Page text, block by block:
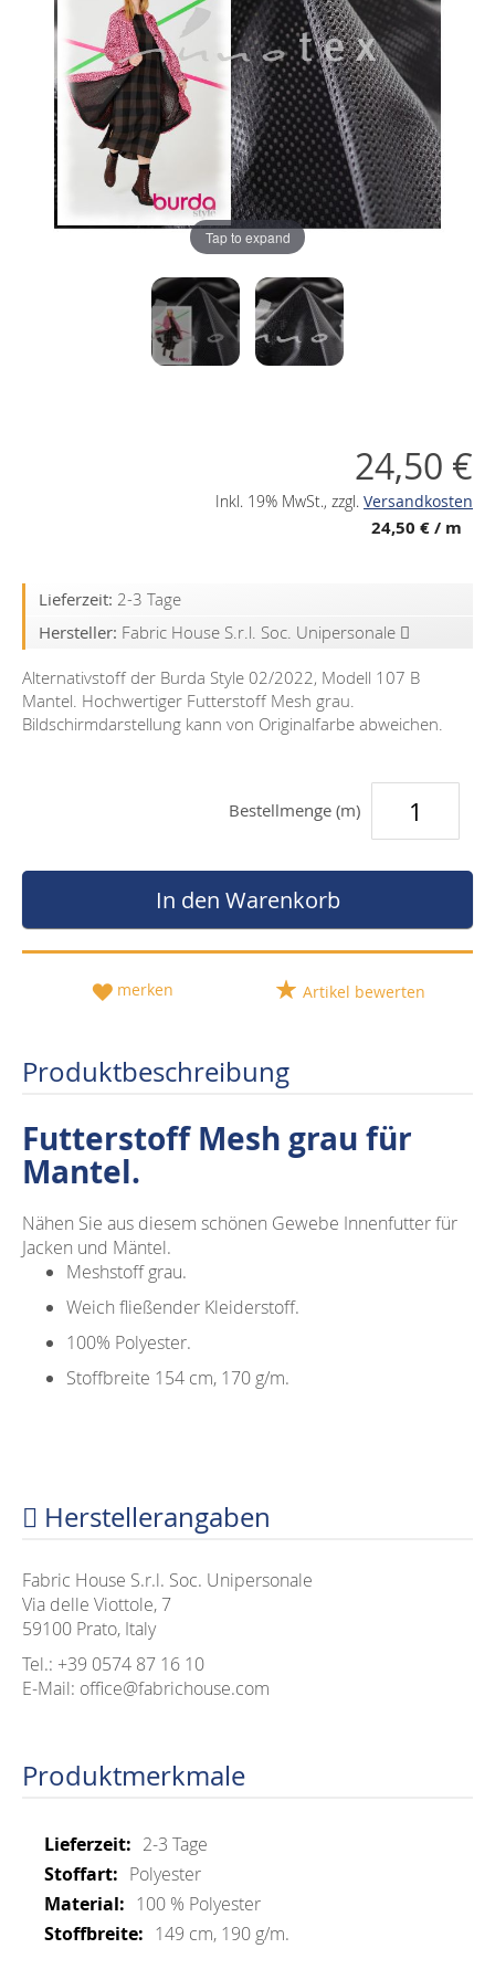
Tap to expand
24,50 €
Inkl. 19% MwSt., zzgl. Versandkosten
24,50 €/ m
Lieferzeit: 2-3 Tage
Hersteller: Fabric House S.r.l. Soc. Unipersonale
Alternativstoff der Burda Style 02/2022, Modell 107 B
Mantel. Hochwertiger Futterstoff Mesh grau.
Bildschirmdarstellung kann von Originalfarbe abweichen.
Bestellmenge (m)
In den Warenkorb
merken Artikel bewerten
Produktbeschreibung
Futterstoff Mesh grau für
Mantel.
Nähen Sie aus diesem schönen Gewebe Innenfutter für
Jacken und Mäntel.
Meshstoff grau.
Weich fließender Kleiderstoff.
100% Polyester.
Stoffbreite 154 cm, 170 g/m.
Herstellerangaben
Fabric House S.r.l. Soc. Unipersonale
Via delle Viottole, 7
59100 Prato, Italy
Tel.: +39 0574 87 16 10
E-Mail: office@fabrichouse.com
Produktmerkmale
Mehr
Informationen
2-3 Tage
Polyester
100 % Polyester
149 cm, 190 g/m.